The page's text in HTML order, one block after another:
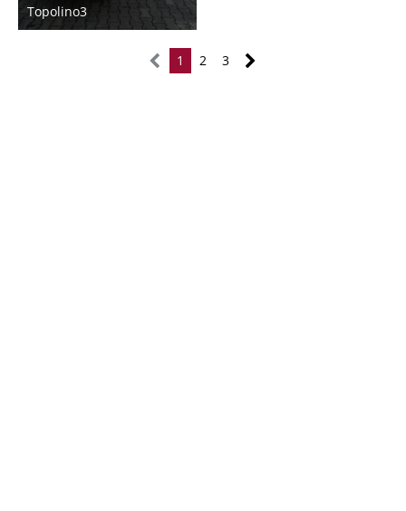
Topolino3
7. Mai 2017
1 2 3